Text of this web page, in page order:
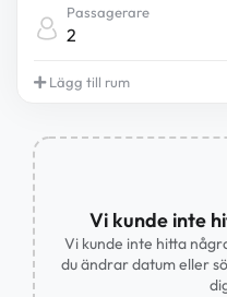
Passagerare
2
Lägg till rum
Vi kunde inte
Vi kunde inte hitta
du ändrar datum eller